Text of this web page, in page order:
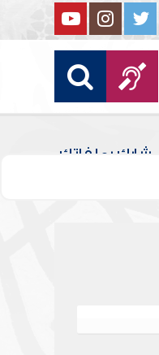
شارك بملفاتك